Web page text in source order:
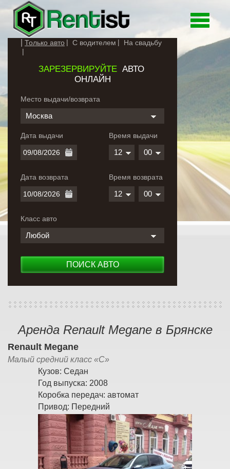
Toggle
Только авто С водителем На свадьбу
ЗАРЕЗЕРВИРУЙТЕАВТО
ОНЛАЙН
Место выдачи/возврата
Москва
Дата выдачи
Дата возврата
Время выдачи
12 00
Время возврата
12 00
Класс авто
Любой
ПОИСК АВТО
Аренда Renault Megane в Брянске
Renault Megane
Малый средний класс «С»
Кузов: Седан
Год выпуска: 2008
Коробка передач: автомат
Привод: Передний